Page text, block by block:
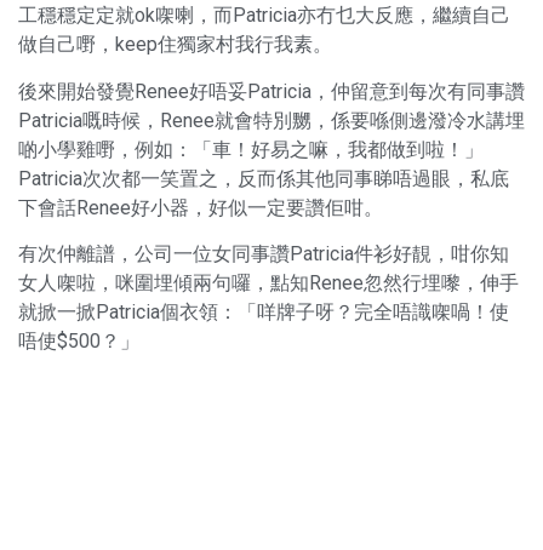
工穩穩定定就ok㗎喇，而Patricia亦冇乜大反應，繼續自己
做自己嘢，keep住獨家村我行我素。
後來開始發覺Renee好唔妥Patricia，仲留意到每次有同事讚
Patricia嘅時候，Renee就會特別嬲，係要喺側邊潑冷水講埋
啲小學雞嘢，例如：「車！好易之嘛，我都做到啦！」
Patricia次次都一笑置之，反而係其他同事睇唔過眼，私底
下會話Renee好小器，好似一定要讚佢咁。
有次仲離譜，公司一位女同事讚Patricia件衫好靚，咁你知
女人㗎啦，咪圍埋傾兩句囉，點知Renee忽然行埋嚟，伸手
就掀一掀Patricia個衣領：「咩牌子呀？完全唔識㗎喎！使
唔使$500？」